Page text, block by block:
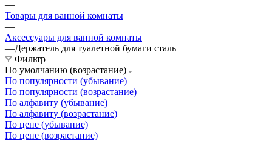
—
Товары для ванной комнаты
—
Аксессуары для ванной комнаты
—Держатель для туалетной бумаги сталь
Фильтр
По умолчанию (возрастание)
По популярности (убывание)
По популярности (возрастание)
По алфавиту (убывание)
По алфавиту (возрастание)
По цене (убывание)
По цене (возрастание)